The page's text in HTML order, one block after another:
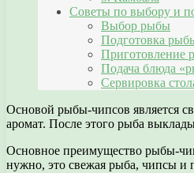
Советы по выбору и
Выбор рыбы
Подготовка
Приготовление
Подача блюда
Сервировка
Основой рыбы-чипсов является
аромат. После этого рыба
Основное преимущество рыбы-
нужно, это свежая рыба, чипсы и